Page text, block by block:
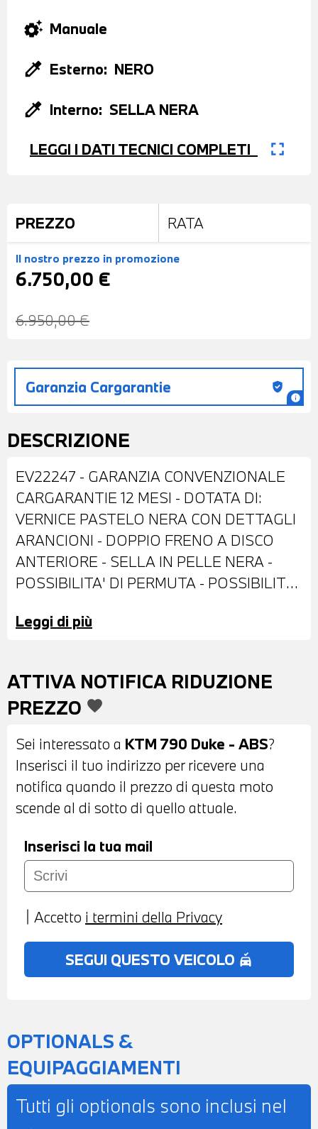
settings_suggest Manuale
colorize Esterno: NERO
colorize Interno: SELLA NERA
LEGGI I DATI TECNICI COMPLETI fullscreen
PREZZO RATA
Il nostro prezzo in promozione
6.750,00 €
6.950,00 €
Garanzia Cargarantie gpp_good
info
DESCRIZIONE
EV22247 - GARANZIA CONVENZIONALE
CARGARANTIE 12 MESI - DOTATA DI:
VERNICE PASTELO NERA CON DETTAGLI
ARANCIONI - DOPPIO FRENO A DISCO
ANTERIORE - SELLA IN PELLE NERA -
POSSIBILITA' DI PERMUTA - POSSIBILITA'
L'INTERO IMPORTO
Leggi di più
ATTIVA NOTIFICA RIDUZIONE
PREZZO favorite
Sei interessato a KTM 790 Duke - ABS?
Inserisci il tuo indirizzo per ricevere una
notifica quando il prezzo di questa moto
scende al di sotto di quello attuale.
Inserisci la tua mail
Accetto i termini della Privacy
SEGUI QUESTO VEICOLO no_crash
OPTIONALS &
EQUIPAGGIAMENTI
Tutti gli optionals sono inclusi nel